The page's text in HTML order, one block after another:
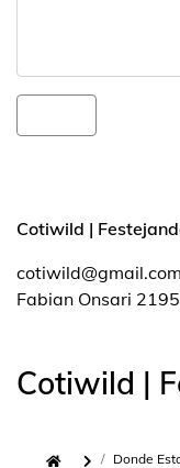
Cotiwild |
cotiwild@gmail.com
Fabian Onsari
Cotiwild |
Donde